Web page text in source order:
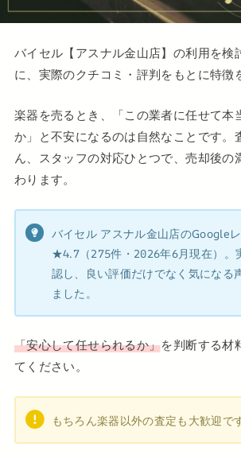
バイセル【アスナル金山店】の利用を検
に、実際のクチコミ・評判をもとに特徴
楽器を売るとき、「この業者に任せて本
か」と不安になるのは自然なことです。
ん、スタッフの対応ひとつで、売却後の
わります。
バイセル アスナル金山店のGoogle
★4.7（275件・2026年6月現在）。
認し、良い評価だけでなく気になる
ました。
「安心して任せられるか」を判断する材
てください。
もちろん楽器以外の査定も大歓迎で